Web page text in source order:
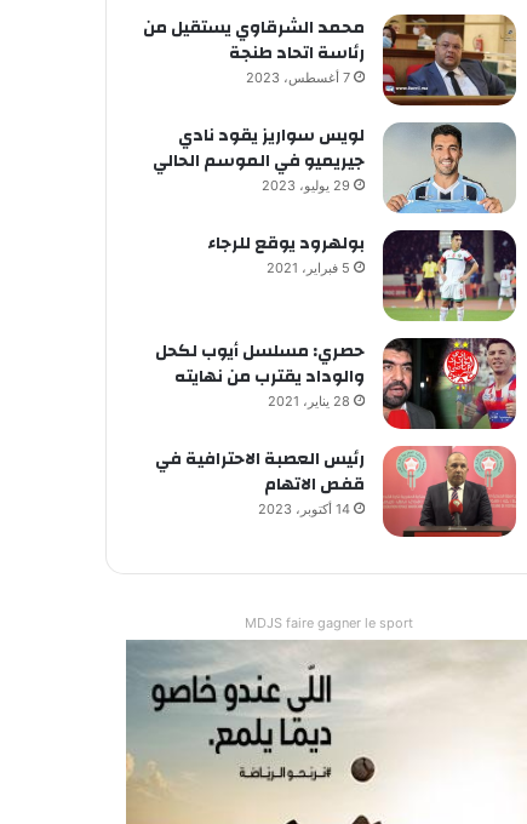
محمد الشرقاوي يستقيل من
رئاسة اتحاد طنجة
7 أغسطس، 2023
لويس سواريز يقود نادي
جيريميو في الموسم الحالي
29 يوليو، 2023
بولهرود يوقع للرجاء
5 فبراير، 2021
حصري: مسلسل أيوب لكحل
والوداد يقترب من نهايته
28 يناير، 2021
رئيس العصبة الاحترافية في
قفص الاتهام
14 أكتوبر، 2023
MDJS faire gagner le sport